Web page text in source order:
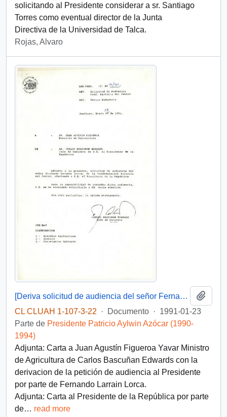
solicitando al Presidente considerar a sr. Santiago
Torres como eventual director de la Junta
Directiva de la Universidad de Talca.
Rojas, Alvaro
[Deriva solicitud de audiencia del señor Fernando Larraín L. de la Confederación Agrícola del Centro, efectuada a S.E. el Presidente de la República]
CL CLUAH 1-107-3-22
· Documento · 1991-01-23
Parte de Presidente Patricio Aylwin Azócar (1990-
1994)
Adjunta: Carta a Juan Agustín Figueroa Yavar Ministro
de Agricultura de Carlos Bascuñan Edwards con la
derivacion de la petición de audiencia al Presidente
por parte de Fernando Larrain Lorca.
Adjunta: Carta al Presidente de la República por parte
de… read more